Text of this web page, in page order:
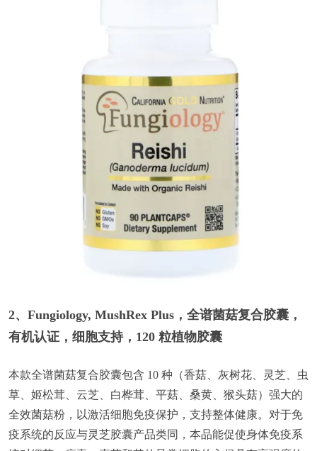
2、Fungiology, MushRex Plus，全谱菌菇复合胶囊，
有机认证，细胞支持，120 粒植物胶囊
本款全谱菌菇复合胶囊包含 10 种（香菇、灰树花、灵芝、虫
草、姬松茸、云芝、白桦茸、平菇、桑黄、猴头菇）强大的
全效菌菇粉，以激活细胞免疫保护，支持整体健康。对于免
疫系统的反应与灵芝胶囊产品类同，本品能促使身体免疫系